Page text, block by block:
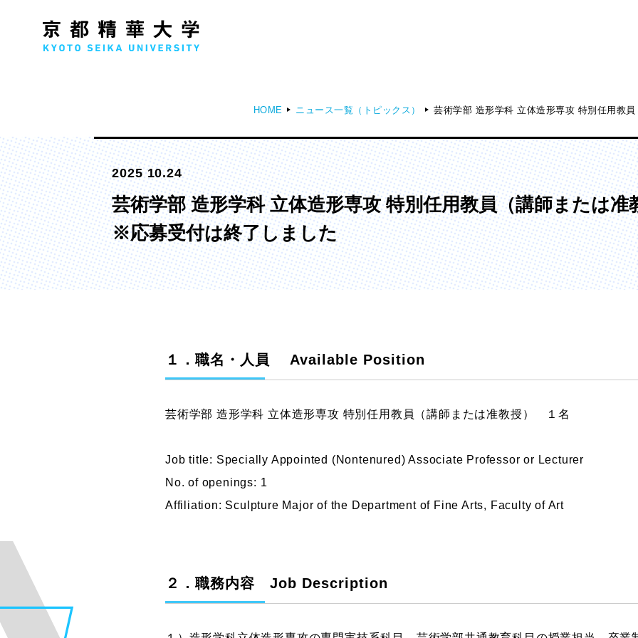
人文学部
歴史コース
文学コース
社会コース
国際文化コース
国際日本学コース
メディア表現学部
メディア表現学科
芸術学部
造形学科
デジタルクリエイションコース
プロダクトデザイン学科
新世代マンガコース
アニメーションコース
HOME ニュース一覧（トピックス） 芸術学部 造形学科 立体造形専攻 特別任用教
2025 10.24
芸術学部 造形学科 立体造形専攻 特別任用教員（講師または
※応募受付は終了しました
１．職名・人員 Available Position
芸術学部 造形学科 立体造形専攻 特別任用教員（講師または准教授） １名
Job title: Specially Appointed (Nontenured) Associate Professor or Lecturer
No. of openings: 1
Affiliation: Sculpture Major of the Department of Fine Arts, Faculty of Art
２．職務内容 Job Description